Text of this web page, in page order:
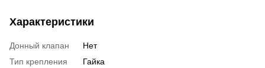
Характеристики
Донный клапан
Нет
Тип крепления
Гайка